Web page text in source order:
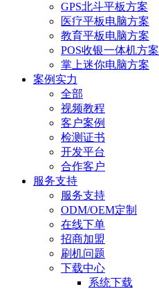
GPS北斗平板方案
医疗平板电脑方案
教育平板电脑方案
POS收银一体机方案
掌上迷你电脑方案
案例实力
全部
视频教程
客户案例
检测证书
开发平台
合作客户
服务支持
服务支持
ODM/OEM定制
在线下单
招商加盟
刷机问题
下载中心
系统下载